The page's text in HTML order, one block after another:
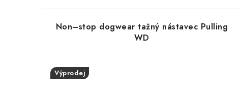
Non–stop dogwear tažný nástavec Pulling
WD
Výprodej